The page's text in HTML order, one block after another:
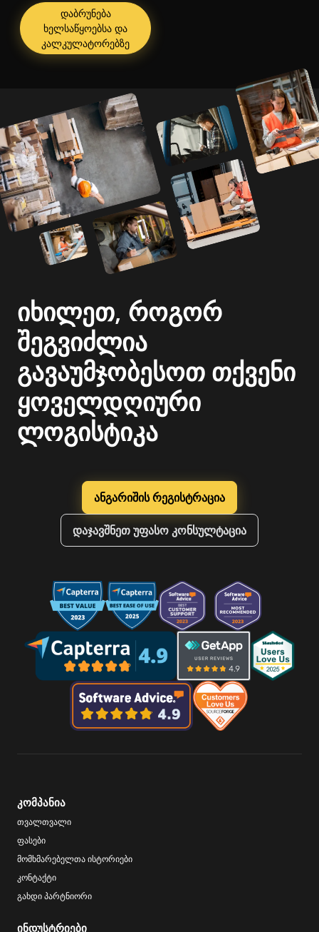
დაბრუნება
ხელსაწყოებსა და
კალკულატორებზე
იხილეთ, როგორ
შეგვიძლია
გავაუმჯობესოთ თქვენი
ყოველდღიური
ლოგისტიკა
ანგარიშის რეგისტრაცია
დაჯავშნეთ უფასო კონსულტაცია
კომპანია
თვალთვალი
ფასები
მომხმარებელთა ისტორიები
კონტაქტი
გახდი პარტნიორი
ინდუსტრიები